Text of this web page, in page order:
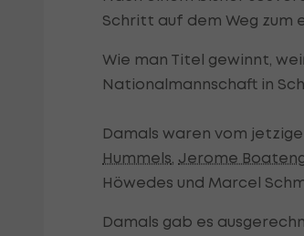
Schritt auf dem Weg zum
Wie man Titel gewinnt,
Nationalmannschaft in
Damals waren vom
Hummels, Jerome
Höwedes und Marcel
Damals gab es